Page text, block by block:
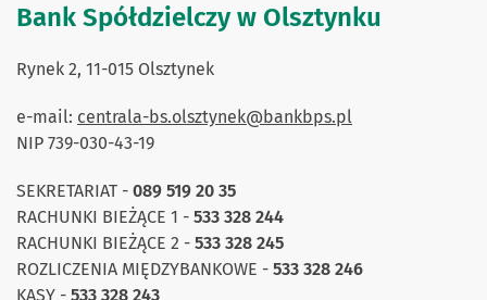
Bank Spółdzielczy w Olsztynku
Rynek 2, 11-015 Olsztynek
e-mail: centrala-bs.olsztynek@bankbps.pl
NIP 739-030-43-19
SEKRETARIAT - 089 519 20 35
RACHUNKI BIEŻĄCE 1 - 533 328 244
RACHUNKI BIEŻĄCE 2 - 533 328 245
ROZLICZENIA MIĘDZYBANKOWE - 533 328 246
KASY - 533 328 243